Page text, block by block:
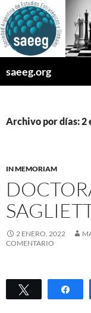
Saltar
al
contenido
saeeg.org
Archivo por días: 2
IN MEMORIAM
2 ENERO, 2022
COMENTARIO
Twittear